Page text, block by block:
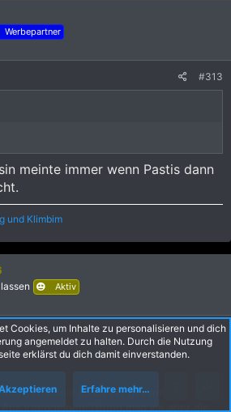
Werbepartner
#313
meinte immer wenn Pastis dann
und Klimbim
Aktiv
#314
Verhältnis zu dieser gesamten
Cookies, um Inhalte zu personalisieren und dich
angemeldet zu halten. Durch die Nutzung
erklärst du dich damit einverstanden.
Erfahre mehr…